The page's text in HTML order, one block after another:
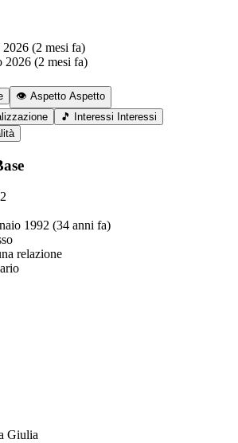
(2 mesi fa)
2026 (2 mesi fa)
👁️ Aspetto Aspetto
🎵 Interessi Interessi
1992 (34 anni fa)
relazione
Giulia